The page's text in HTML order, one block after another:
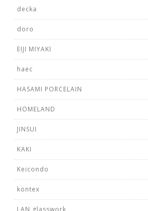
decka
doro
EIJI MIYAKI
haec
HASAMI PORCELAIN
HOMELAND
JINSUI
KAKI
Keicondo
kontex
LAN glasswork